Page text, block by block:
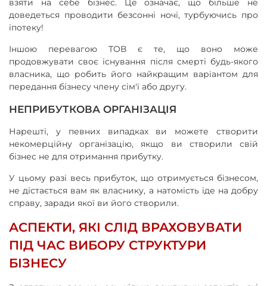
доведеться проводити безсонні ночі, турбуючись про
іпотеку!
Іншою перевагою ТОВ є те, що воно може
продовжувати своє існування після смерті будь-якого
власника, що робить його найкращим варіантом для
передання бізнесу члену сім'ї або другу.
НЕПРИБУТКОВА ОРГАНІЗАЦІЯ
Нарешті, у певних випадках ви можете створити
некомерційну організацію, якщо ви створили свій
бізнес не для отримання прибутку.
У цьому разі весь прибуток, що отримується бізнесом,
не дістається вам як власнику, а натомість іде на добру
справу, заради якої ви його створили.
АСПЕКТИ, ЯКІ СЛІД ВРАХОВУВАТИ
ПІД ЧАС ВИБОРУ СТРУКТУРИ
БІЗНЕСУ